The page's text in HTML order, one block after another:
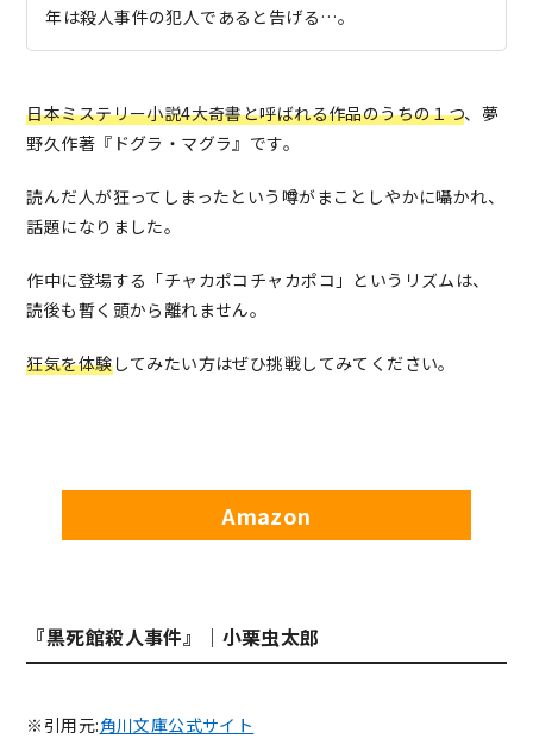
年は殺人事件の犯人であると告げる…。
日本ミステリー小説4大奇書と呼ばれる作品のうちの１つ、夢
野久作著『ドグラ・マグラ』です。
読んだ人が狂ってしまったという噂がまことしやかに囁かれ、
話題になりました。
作中に登場する「チャカポコチャカポコ」というリズムは、
読後も暫く頭から離れません。
狂気を体験してみたい方はぜひ挑戦してみてください。
Amazon
『黒死館殺人事件』｜小栗虫太郎
※引用元:角川文庫公式サイト